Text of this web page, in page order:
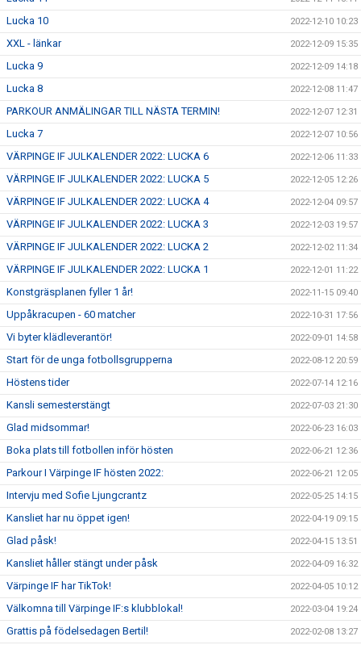
Lucka 10 2022-12-10 10:23
XXL - länkar 2022-12-09 15:35
Lucka 9 2022-12-09 14:18
Lucka 8 2022-12-08 11:47
PARKOUR ANMÄLINGAR TILL NÄSTA TERMIN! 2022-12-07 12:31
Lucka 7 2022-12-07 10:56
VÄRPINGE IF JULKALENDER 2022: LUCKA 6 2022-12-06 11:33
VÄRPINGE IF JULKALENDER 2022: LUCKA 5 2022-12-05 12:26
VÄRPINGE IF JULKALENDER 2022: LUCKA 4 2022-12-04 09:57
VÄRPINGE IF JULKALENDER 2022: LUCKA 3 2022-12-03 19:57
VÄRPINGE IF JULKALENDER 2022: LUCKA 2 2022-12-02 11:34
VÄRPINGE IF JULKALENDER 2022: LUCKA 1 2022-12-01 11:22
Konstgräsplanen fyller 1 år! 2022-11-15 09:40
Uppåkracupen - 60 matcher 2022-10-31 17:56
Vi byter klädleverantör! 2022-09-01 14:58
Start för de unga fotbollsgrupperna 2022-08-12 20:59
Höstens tider 2022-07-14 12:16
Kansli semesterstängt 2022-07-03 21:30
Glad midsommar! 2022-06-23 16:03
Boka plats till fotbollen inför hösten 2022-06-21 12:36
Parkour I Värpinge IF hösten 2022: 2022-06-21 12:05
Intervju med Sofie Ljungcrantz 2022-05-25 14:15
Kansliet har nu öppet igen! 2022-04-19 09:15
Glad påsk! 2022-04-15 13:51
Kansliet håller stängt under påsk 2022-04-09 16:32
Värpinge IF har TikTok! 2022-04-05 10:12
Välkomna till Värpinge IF:s klubblokal! 2022-03-04 19:24
Grattis på födelsedagen Bertil! 2022-02-08 13:27